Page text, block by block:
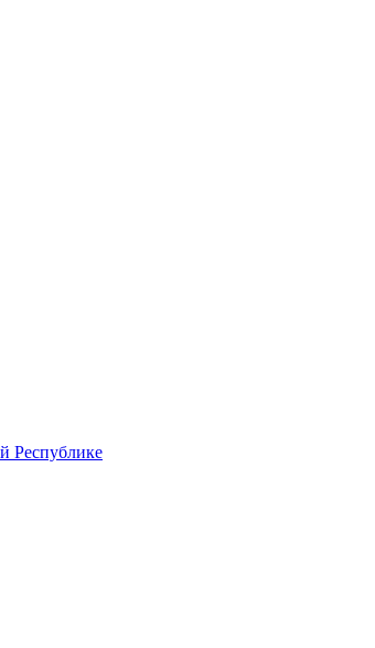
Республике